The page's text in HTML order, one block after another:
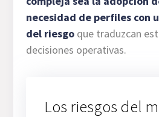
necesidad de perfiles con
del riesgoque traduzcan
decisiones operativas.
Los riesgos del